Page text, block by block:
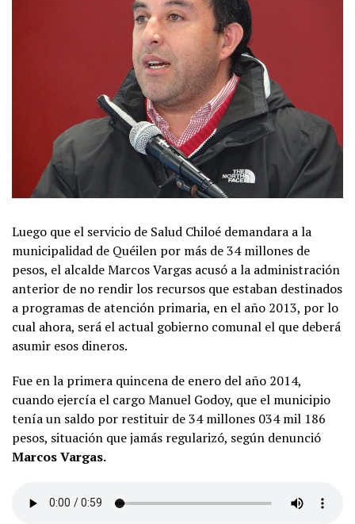
Luego que el servicio de Salud Chiloé demandara a la
municipalidad de Quéilen por más de 34 millones de
pesos, el alcalde Marcos Vargas acusó a la administración
anterior de no rendir los recursos que estaban destinados
a programas de atención primaria, en el año 2013, por lo
cual ahora, será el actual gobierno comunal el que deberá
asumir esos dineros.
Fue en la primera quincena de enero del año 2014,
cuando ejercía el cargo Manuel Godoy, que el municipio
tenía un saldo por restituir de 34 millones 034 mil 186
pesos, situación que jamás regularizó, según denunció
Marcos Vargas.